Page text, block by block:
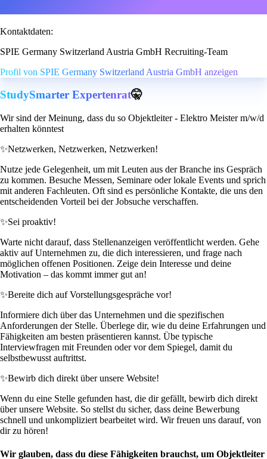
Kontaktdaten:
SPIE Germany Switzerland Austria GmbH Recruiting-Team
Profil von SPIE Germany Switzerland Austria GmbH anzeigen
StudySmarter Expertenrat🤫
Wir sind der Meinung, dass du so Objektleiter - Elektro Meister m/w/d
erhalten könntest
✨Netzwerken, Netzwerken, Netzwerken!
Nutze jede Gelegenheit, um mit Leuten aus der Branche ins Gespräch
zu kommen. Besuche Messen, Seminare oder lokale Events und sprich
mit anderen Fachleuten. Oft sind es persönliche Kontakte, die uns den
entscheidenden Vorteil bei der Jobsuche verschaffen.
✨Sei proaktiv!
Warte nicht darauf, dass Stellenanzeigen veröffentlicht werden. Gehe
aktiv auf Unternehmen zu, die dich interessieren, und frage nach
möglichen offenen Positionen. Zeige dein Interesse und deine
Motivation – das kommt immer gut an!
✨Bereite dich auf Vorstellungsgespräche vor!
Informiere dich über das Unternehmen und die spezifischen
Anforderungen der Stelle. Überlege dir, wie du deine Erfahrungen und
Fähigkeiten am besten präsentieren kannst. Übe typische
Interviewfragen mit Freunden oder vor dem Spiegel, damit du
selbstbewusst auftrittst.
✨Bewirb dich direkt über unsere Website!
Wenn du eine Stelle gefunden hast, die dir gefällt, bewirb dich direkt
über unsere Website. So stellst du sicher, dass deine Bewerbung
schnell und unkompliziert bearbeitet wird. Wir freuen uns darauf, von
dir zu hören!
Wir glauben, dass du diese Fähigkeiten brauchst, um Objektleiter